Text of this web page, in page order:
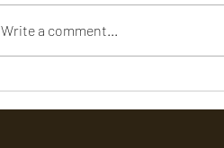
விமர்சனம்
Write a comment...